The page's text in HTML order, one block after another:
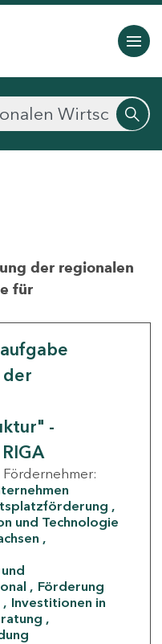
der regionalen
für
der
-
Fördernehmer:
und Technologie
Förderung
Investitionen in